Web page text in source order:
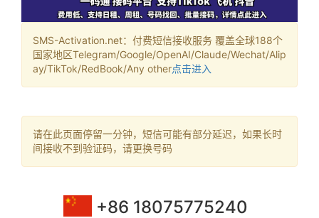
SMS-Activation.net：付费短信接收服务 覆盖全球188个
国家地区Telegram/Google/OpenAI/Claude/Wechat/Alip
ay/TikTok/RedBook/Any other点击进入
请在此页面停留一分钟，短信可能有部分延迟，如果长时
间接收不到验证码，请更换号码
+86 18075775240